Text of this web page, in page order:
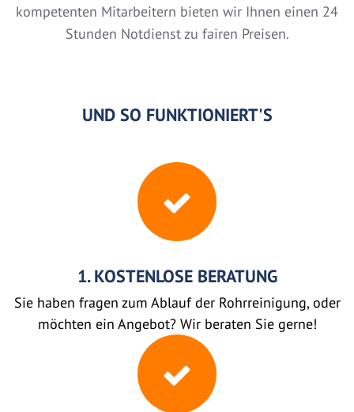
kompetenten Mitarbeitern bieten wir Ihnen einen 24
Stunden Notdienst zu fairen Preisen.
UND SO FUNKTIONIERT'S
1. KOSTENLOSE BERATUNG
Sie haben fragen zum Ablauf der Rohrreinigung, oder
möchten ein Angebot? Wir beraten Sie gerne!